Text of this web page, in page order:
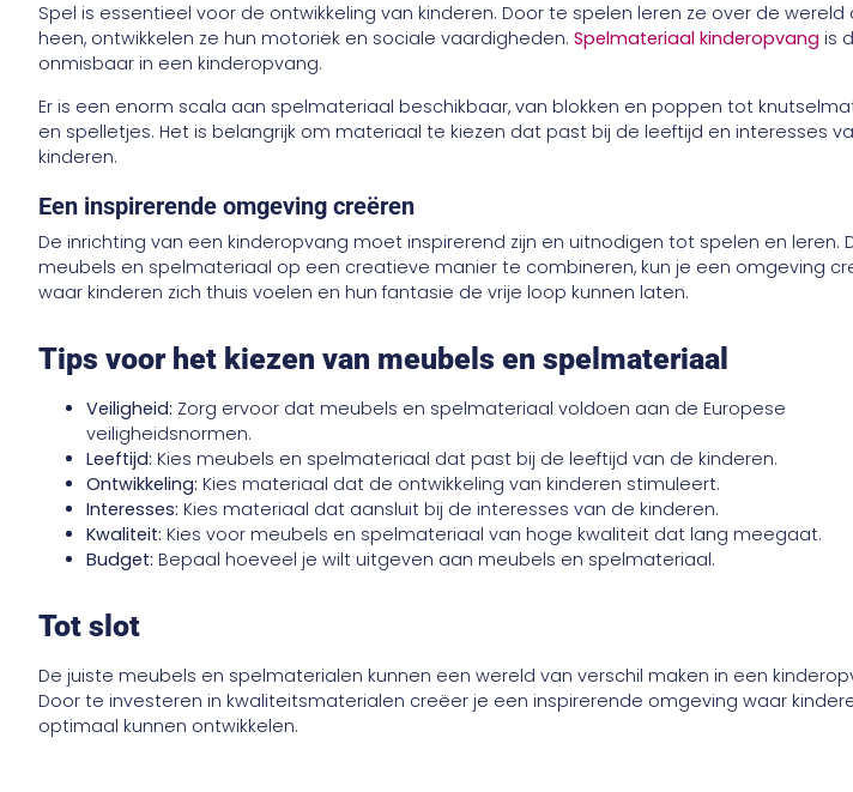
Spel is essentieel voor de ontwikkeling van kinderen. Door te spelen leren ze over de wereld
heen, ontwikkelen ze hun motoriek en sociale vaardigheden.Spelmateriaal kinderopvang is
onmisbaar in een kinderopvang.
Er is een enorm scala aan spelmateriaal beschikbaar, van blokken en poppen tot
en spelletjes. Het is belangrijk om materiaal te kiezen dat past bij de leeftijd en interesses
kinderen.
Een inspirerende omgeving creëren
De inrichting van een kinderopvang moet inspirerend zijn en uitnodigen tot spelen en leren.
meubels en spelmateriaal op een creatieve manier te combineren, kun je een omgeving
waar kinderen zich thuis voelen en hun fantasie de vrije loop kunnen laten.
Tips voor het kiezen van meubels en spelmateriaal
Veiligheid: Zorg ervoor dat meubels en spelmateriaal voldoen aan de Europese
veiligheidsnormen.
Leeftijd: Kies meubels en spelmateriaal dat past bij de leeftijd van de kinderen.
Ontwikkeling: Kies materiaal dat de ontwikkeling van kinderen stimuleert.
Interesses: Kies materiaal dat aansluit bij de interesses van de kinderen.
Kwaliteit: Kies voor meubels en spelmateriaal van hoge kwaliteit dat lang meegaat.
Budget: Bepaal hoeveel je wilt uitgeven aan meubels en spelmateriaal.
Tot slot
De juiste meubels en spelmaterialen kunnen een wereld van verschil maken in een
Door te investeren in kwaliteitsmaterialen creëer je een inspirerende omgeving waar
optimaal kunnen ontwikkelen.